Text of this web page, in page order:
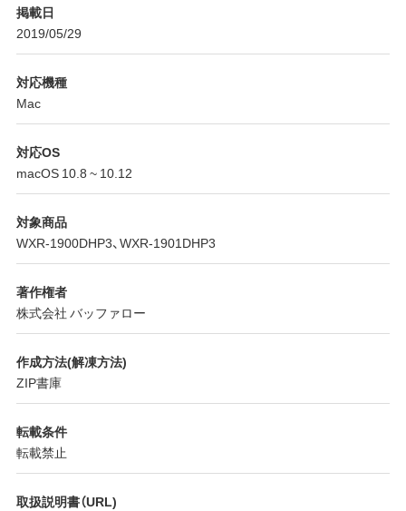
掲載日
2019/05/29
対応機種
Mac
対応OS
macOS 10.8 ~ 10.12
対象商品
WXR-1900DHP3、WXR-1901DHP3
著作権者
株式会社 バッファロー
作成方法(解凍方法)
ZIP書庫
転載条件
転載禁止
取扱説明書（URL)